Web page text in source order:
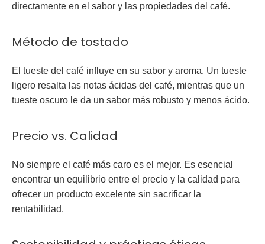
directamente en el sabor y las propiedades del café.
Método de tostado
El tueste del café influye en su sabor y aroma. Un tueste
ligero resalta las notas ácidas del café, mientras que un
tueste oscuro le da un sabor más robusto y menos ácido.
Precio vs. Calidad
No siempre el café más caro es el mejor. Es esencial
encontrar un equilibrio entre el precio y la calidad para
ofrecer un producto excelente sin sacrificar la
rentabilidad.